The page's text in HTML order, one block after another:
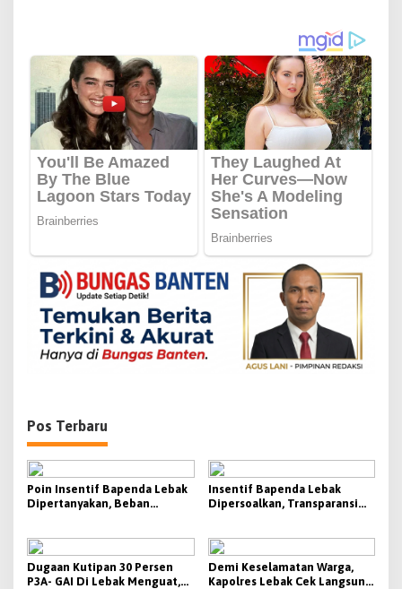
a
s
i
p
o
s
Pos Terbaru
Poin Insentif Bapenda Lebak
Dipertanyakan, Beban
dengan Besaran yang
Diterima
Insentif Bapenda Lebak
Dipersoalkan, Transparansi
Dugaan Kutipan 30 Persen
P3A- GAI Di Lebak Menguat,
Demi Keselamatan Warga,
Kapolres Lebak Cek Langsung